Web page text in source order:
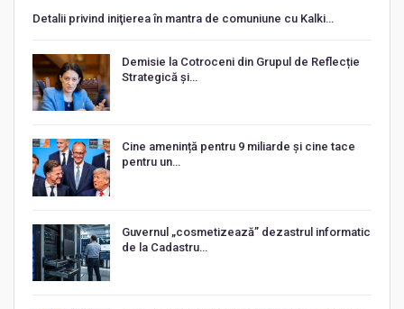
Detalii privind iniţierea în mantra de comuniune cu Kalki…
Demisie la Cotroceni din Grupul de Reflecție
Strategică și…
Cine amenință pentru 9 miliarde și cine tace
pentru un…
Guvernul „cosmetizează” dezastrul informatic
de la Cadastru…